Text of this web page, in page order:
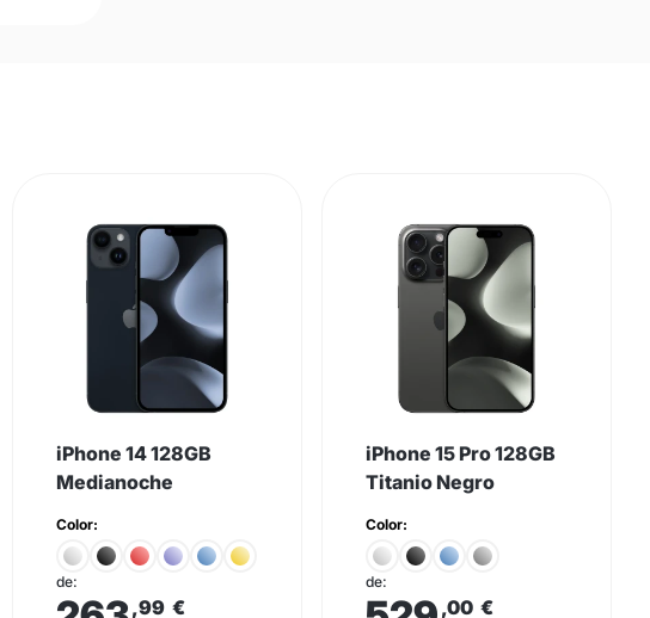
iPhone 14 128GB
Medianoche
Color:
de:
,99 €
iPhone 15 Pro 128GB
Titanio Negro
Color:
de:
,00 €